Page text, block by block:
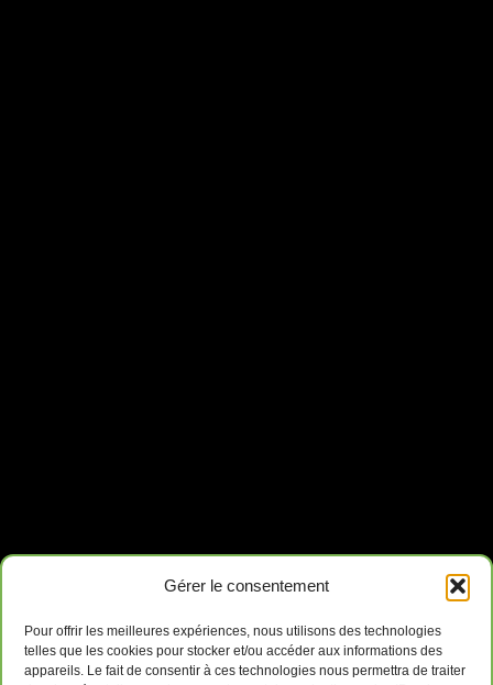
Gérer le consentement
Pour offrir les meilleures expériences, nous utilisons des technologies
telles que les cookies pour stocker et/ou accéder aux informations des
appareils. Le fait de consentir à ces technologies nous permettra de traiter